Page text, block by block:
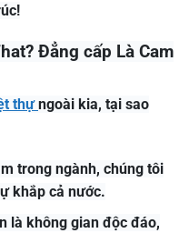
Đẳng cấp Là Cam
thựngoài kia, tại sao
trong ngành, chúng tôi
khắp cả nước.
là không gian độc đáo,